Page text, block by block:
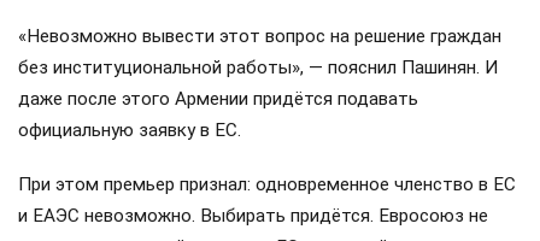
«Невозможно вывести этот вопрос на решение граждан
без институциональной работы», — пояснил Пашинян. И
даже после этого Армении придётся подавать
официальную заявку в ЕС.
При этом премьер признал: одновременное членство в ЕС
и ЕАЭС невозможно. Выбирать придётся. Евросоюз не